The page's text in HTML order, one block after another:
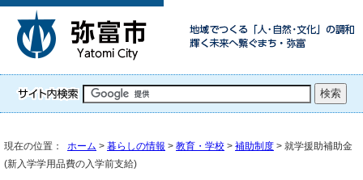
現在の位置： ホーム > 暮らしの情報 > 教育・学校 > 補助制度 > 就学援助補助金
(新入学学用品費の入学前支給)